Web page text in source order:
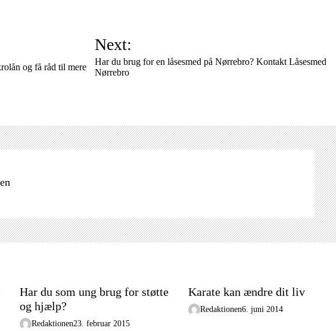
og få råd til mere
Next:
Har du brug for en låsesmed på Nørrebro? Kontakt Låsesmed
Nørrebro
Har du som ung brug for støtte
og hjælp?
Redaktionen23. februar 2015
Karate kan ændre dit liv
Redaktionen6. juni 2014